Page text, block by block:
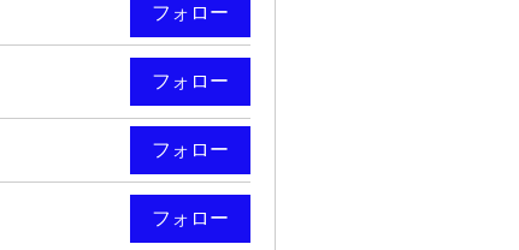
フォロー
フォロー
フォロー
フォロー